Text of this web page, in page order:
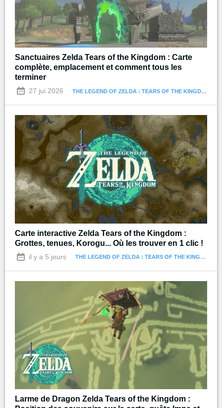
Sanctuaires Zelda Tears of the Kingdom : Carte
complète, emplacement et comment tous les
terminer
27 jui 2026 THE LEGEND OF ZELDA : TEARS OF THE KINGDOM
Carte interactive Zelda Tears of the Kingdom :
Grottes, tenues, Korogu... Où les trouver en 1 clic !
il y a 5 jours THE LEGEND OF ZELDA : TEARS OF THE KINGDOM
Larme de Dragon Zelda Tears of the Kingdom :